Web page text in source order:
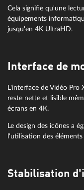
Cela signifie qu'une
équipements
jusqu'en 4K UltraHD.
Interface de
L'interface de Vidéo Pro
reste nette et lisible
écrans en 4K.
Le design des icônes a
l'utilisation des
Stabilisation